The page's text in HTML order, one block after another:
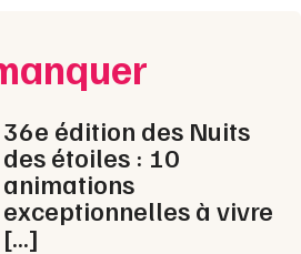
36e édition des Nuits
des étoiles : 10
animations
exceptionnelles à vivre
[…]